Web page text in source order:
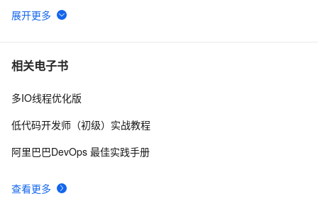
6 JMETER也会遇到加密难题，一并处理中文响应乱码
7 如何集成PTS的JMeter OpenAPI搭建压测平台
8 Jmeter系列（31）- 获取并使用 JDBC Request 返回的数
口测试工具结合测试webservice接口（发送XML格式参
相关电子书
查看更多
多IO线程优化版
低代码开发师（初级）实战教程
阿里巴巴DevOps 最佳实践手册